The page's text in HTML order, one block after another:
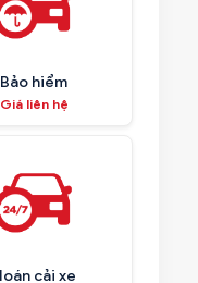
Bảo hiểm
Giá liên hệ
cải xe